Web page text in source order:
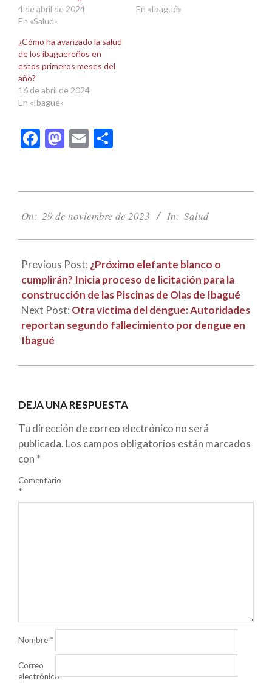
4 de abril de 2024
En «Salud»
En «Ibagué»
¿Cómo ha avanzado la salud
de los ibaguereños en
estos primeros meses del
año?
16 de abril de 2024
En «Ibagué»
Facebook
Mastodon
Email
11-
On: 29 de noviembre de 2023 In: Salud
Previous Post: ¿Próximo elefante blanco o
cumplirán? Inicia proceso de licitación para la
construcción de las Piscinas de Olas de Ibagué
Next Post: Otra víctima del dengue: Autoridades
reportan segundo fallecimiento por dengue en
Ibagué
DEJA UNA RESPUESTA
Tu dirección de correo electrónico no será
publicada. Los campos obligatorios están marcados
con *
Comentario
*
Nombre *
Correo
electrónico